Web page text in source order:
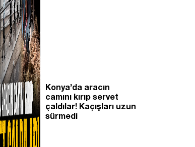
Konya’da aracın
camını kırıp servet
çaldılar! Kaçışları uzun
sürmedi